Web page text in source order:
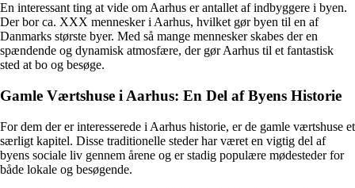
En interessant ting at vide om Aarhus er antallet af indbyggere i byen.
Der bor ca. XXX mennesker i Aarhus, hvilket gør byen til en af
Danmarks største byer. Med så mange mennesker skabes der en
spændende og dynamisk atmosfære, der gør Aarhus til et fantastisk
sted at bo og besøge.
Gamle Værtshuse i Aarhus: En Del af Byens Historie
For dem der er interesserede i Aarhus historie, er de gamle værtshuse et
særligt kapitel. Disse traditionelle steder har været en vigtig del af
byens sociale liv gennem årene og er stadig populære mødesteder for
både lokale og besøgende.